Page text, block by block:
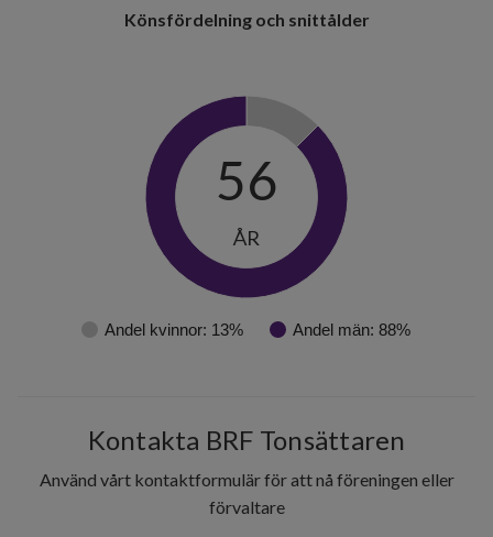
lägenheter
Könsfördelning och snittålder
Andel kvinnor: 13% Andel män: 88%
56
ÅR
Kontakta BRF Tonsättaren
Använd vårt kontaktformulär för att nå föreningen eller
förvaltare